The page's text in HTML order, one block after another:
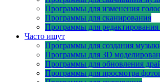
Программы для изменения
Программы для сканирования
Программы для
Часто ищут
Программы для создания
Программы для 3D
Программы для обновления
Программы для просмотра